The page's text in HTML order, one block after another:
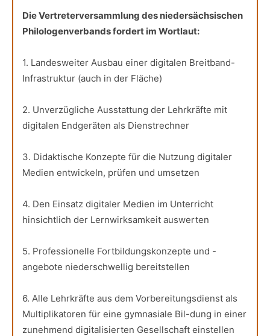
Die Vertreterversammlung des niedersächsischen
Philologenverbands fordert im Wortlaut:
1. Landesweiter Ausbau einer digitalen Breitband-
Infrastruktur (auch in der Fläche)
2. Unverzügliche Ausstattung der Lehrkräfte mit
digitalen Endgeräten als Dienstrechner
3. Didaktische Konzepte für die Nutzung digitaler
Medien entwickeln, prüfen und umsetzen
4. Den Einsatz digitaler Medien im Unterricht
hinsichtlich der Lernwirksamkeit auswerten
5. Professionelle Fortbildungskonzepte und -
angebote niederschwellig bereitstellen
6. Alle Lehrkräfte aus dem Vorbereitungsdienst als
Multiplikatoren für eine gymnasiale Bil-dung in einer
zunehmend digitalisierten Gesellschaft einstellen